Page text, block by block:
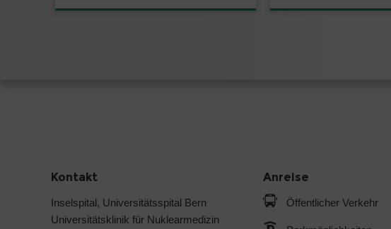
Kontakt
Inselspital, Universitätsspital Bern
Universitätsklinik für Nuklearmedizin
Anreise
Öffentlicher Verkehr